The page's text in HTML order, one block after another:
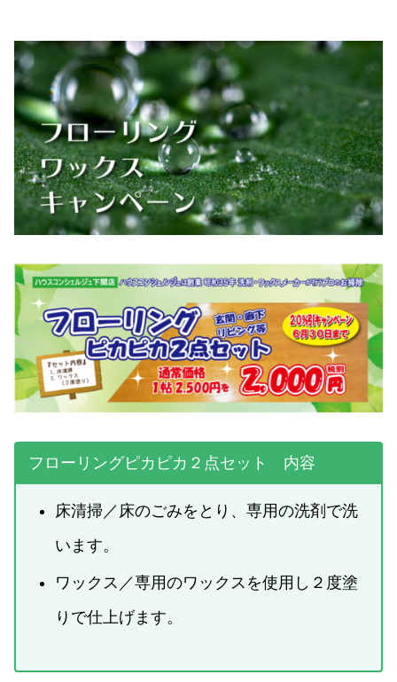
フローリングピカピカ２点セット 内容
床清掃／床のごみをとり、専用の洗剤で洗
います。
ワックス／専用のワックスを使用し２度塗
りで仕上げます。